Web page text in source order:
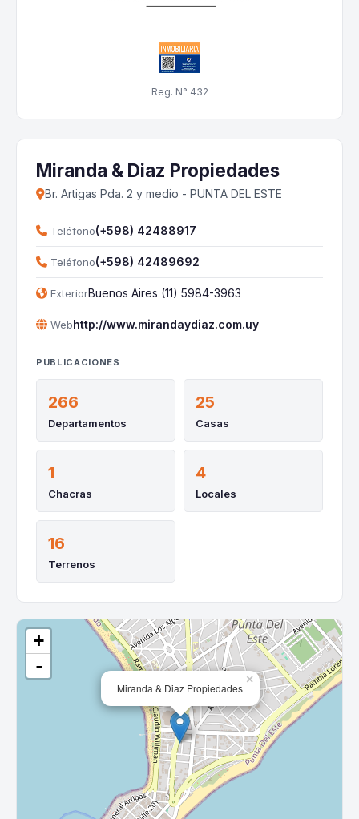
Reg. N° 432
Miranda & Diaz Propiedades
Br. Artigas Pda. 2 y medio - PUNTA DEL ESTE
Teléfono(+598) 42488917
Teléfono(+598) 42489692
ExteriorBuenos Aires (11) 5984-3963
Webhttp://www.mirandaydiaz.com.uy
PUBLICACIONES
266
Departamentos
25
Casas
1
Chacras
4
Locales
16
Terrenos